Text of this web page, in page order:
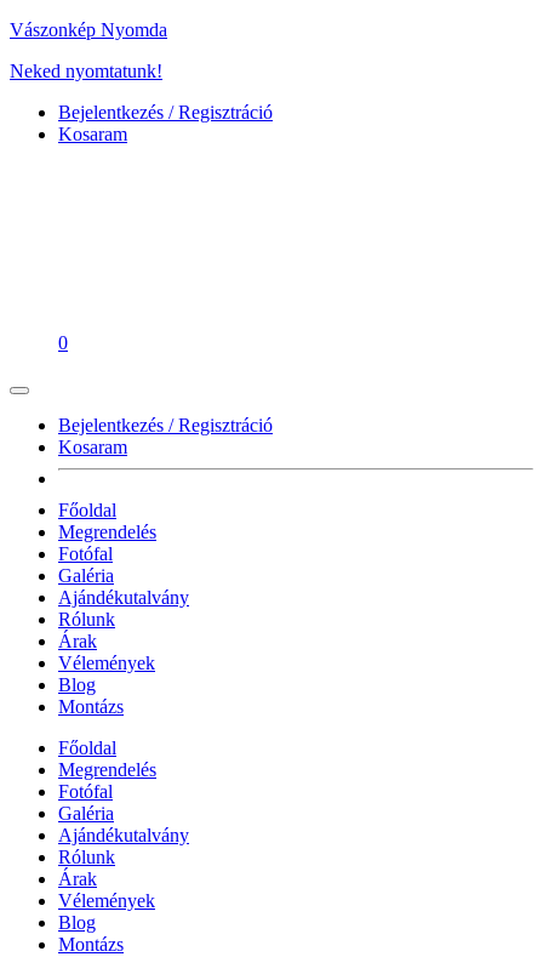
Vászonkép Nyomda
Neked nyomtatunk!
Bejelentkezés / Regisztráció
Kosaram
0
Bejelentkezés / Regisztráció
Kosaram
Főoldal
Megrendelés
Fotófal
Galéria
Ajándékutalvány
Rólunk
Árak
Vélemények
Blog
Montázs
Főoldal
Megrendelés
Fotófal
Galéria
Ajándékutalvány
Rólunk
Árak
Vélemények
Blog
Montázs